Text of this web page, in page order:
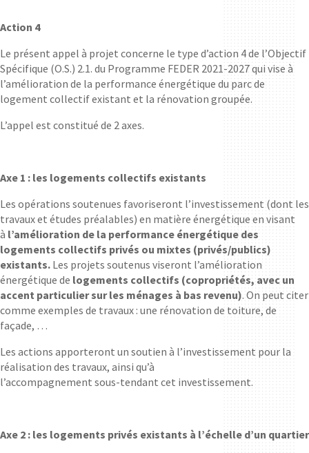
Action 4
Le présent appel à projet concerne le type d’action 4 de l’Objectif
Spécifique (O.S.) 2.1. du Programme FEDER 2021-2027 qui vise à
l’amélioration de la performance énergétique du parc de
logement collectif existant et la rénovation groupée.
L’appel est constitué de 2 axes.
Axe 1 : les logements collectifs existants
Les opérations soutenues favoriseront l’investissement (dont les
travaux et études préalables) en matière énergétique en visant
à l’amélioration de la performance énergétique des
logements collectifs privés ou mixtes (privés/publics)
existants. Les projets soutenus viseront l’amélioration
énergétique de logements collectifs (copropriétés, avec un
accent particulier sur les ménages à bas revenu). On peut citer
comme exemples de travaux : une rénovation de toiture, de
façade, …
Les actions apporteront un soutien à l’investissement pour la
réalisation des travaux, ainsi qu’à
l’accompagnement sous-tendant cet investissement.
Axe 2 : les logements privés existants à l’échelle d’un quartier